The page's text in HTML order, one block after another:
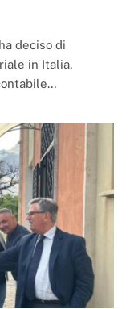
deciso di
in Italia,